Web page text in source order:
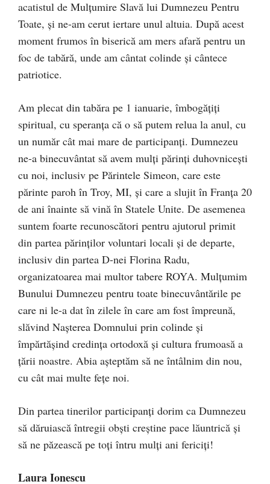
acatistul de Mulțumire Slavă lui Dumnezeu Pentru
Toate, și ne-am cerut iertare unul altuia. După acest
moment frumos în biserică am mers afară pentru un
foc de tabără, unde am cântat colinde și cântece
patriotice.
Am plecat din tabăra pe 1 ianuarie, îmbogățiți
spiritual, cu speranța că o să putem relua la anul, cu
un număr cât mai mare de participanți. Dumnezeu
ne-a binecuvântat să avem mulți părinți duhovnicești
cu noi, inclusiv pe Părintele Simeon, care este
părinte paroh în Troy, MI, și care a slujit în Franța 20
de ani înainte să vină în Statele Unite. De asemenea
suntem foarte recunoscători pentru ajutorul primit
din partea părinților voluntari locali și de departe,
inclusiv din partea D-nei Florina Radu,
organizatoarea mai multor tabere ROYA. Mulțumim
Bunului Dumnezeu pentru toate binecuvântările pe
care ni le-a dat în zilele în care am fost împreună,
slăvind Nașterea Domnului prin colinde și
împărtășind credința ortodoxă și cultura frumoasă a
țării noastre. Abia așteptăm să ne întâlnim din nou,
cu cât mai multe fețe noi.
Din partea tinerilor participanți dorim ca Dumnezeu
să dăruiască întregii obști creștine pace lăuntrică și
să ne păzească pe toți întru mulți ani fericiți!
Laura Ionescu